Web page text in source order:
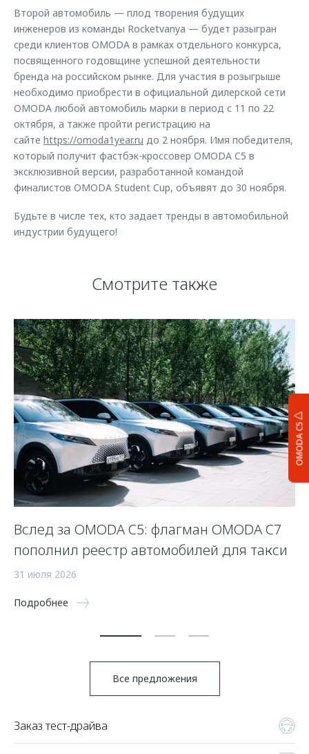
OMODA C5
Второй автомобиль — плод творения будущих
инженеров из команды Rocketvanya — будет разыгран
среди клиентов OMODA в рамках отдельного конкурса,
посвященного годовщине успешной деятельности
бренда на российском рынке. Для участия в розыгрыше
необходимо приобрести в официальной дилерской сети
OMODA любой автомобиль марки в период с 11 по 22
октября, а также пройти регистрацию на
сайте https://omoda1year.ru до 2 ноября. Имя победителя,
который получит фастбэк-кроссовер OMODA C5 в
эксклюзивной версии, разработанной командой
финалистов OMODA Student Cup, объявят до 30 ноября.
Будьте в числе тех, кто задает тренды в автомобильной
индустрии будущего!
Смотрите также
Вслед за OMODA C5: флагман OMODA C7
пополнил реестр автомобилей для такси
31 июля 2026
Подробнее
Все предложения
Заказ тест-драйва